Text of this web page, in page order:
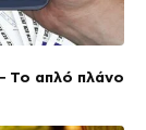
Το απλό πλάνο